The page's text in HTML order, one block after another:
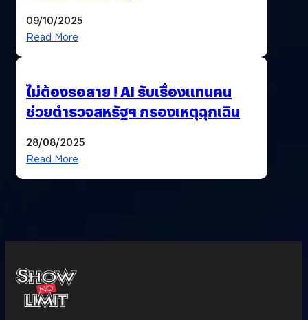
09/10/2025
Read More
ไม่ต้องรอสาย ! AI รับเรื่องแทนคน
ช่วยตำรวจสหรัฐฯ กรองเหตุฉุกเฉิน
28/08/2025
Read More